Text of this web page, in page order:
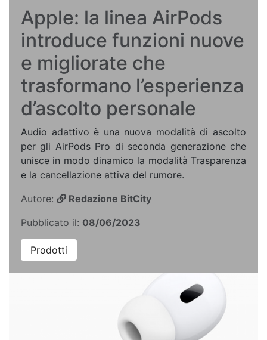
Apple: la linea AirPods
introduce funzioni nuove
e migliorate che
trasformano l’esperienza
d’ascolto personale
Audio adattivo è una nuova modalità di ascolto
per gli AirPods Pro di seconda generazione che
unisce in modo dinamico la modalità Trasparenza
e la cancellazione attiva del rumore.
Autore:
Redazione BitCity
Pubblicato il: 08/06/2023
Prodotti